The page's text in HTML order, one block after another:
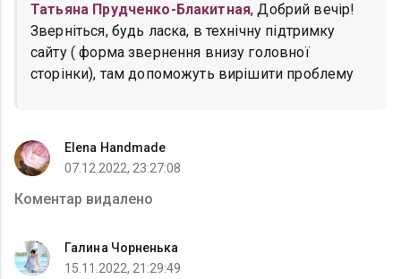
Татьяна Прудченко-Блакитная, Добрий вечір!
Зверніться, будь ласка, в технічну підтримку
сайту ( форма звернення внизу головної
сторінки), там допоможуть вирішити проблему
Elena Handmade
07.12.2022, 23:27:08
Коментар видалено
Галина Чорненька
15.11.2022, 21:29:49